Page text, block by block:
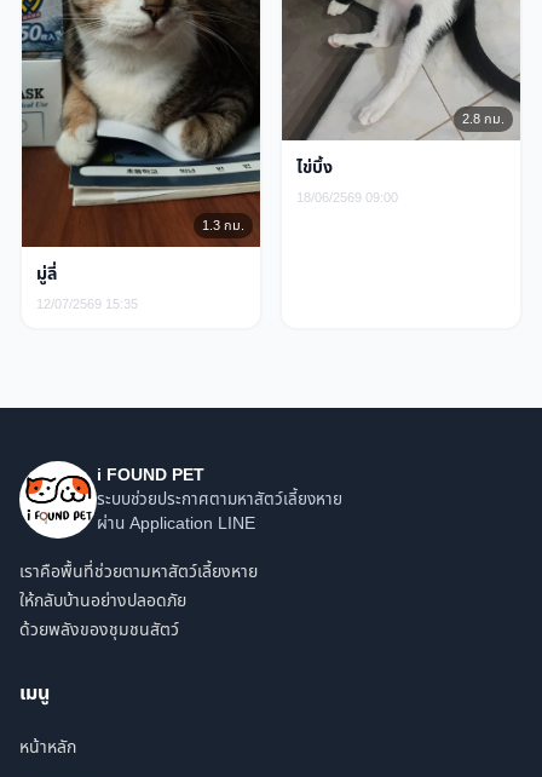
1.3 กม.
มู่ลี่
12/07/2569 15:35
2.8 กม.
ไข่บึ้ง
18/06/2569 09:00
i FOUND PET
ระบบช่วยประกาศตามหาสัตว์เลี้ยงหาย
ผ่าน Application LINE
เราคือพื้นที่ช่วยตามหาสัตว์เลี้ยงหาย
ให้กลับบ้านอย่างปลอดภัย
ด้วยพลังของชุมชนสัตว์
เมนู
หน้าหลัก